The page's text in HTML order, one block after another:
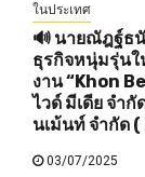
ในประเทศ
🔊 นายณัฎฐ์ธ
ธุรกิจหนุ่มรุ่นใ
งาน “Khon
ไวด์ มีเดีย จำ
นเม้นท์ จำกัด (
03/07/2025